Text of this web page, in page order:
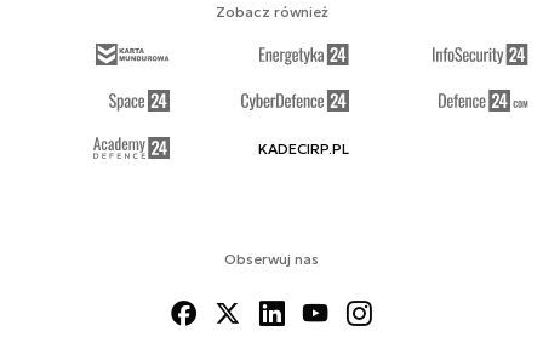
Obserwuj nas
Zobacz również
KADECIRP.PL